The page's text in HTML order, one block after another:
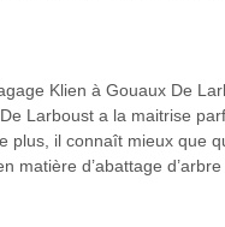
Klien à Gouaux De
Larboust a la maitrise
il connaît mieux que
matière d’abattage